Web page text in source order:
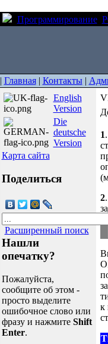
Программирование
| Главная| Контакты|
English
Version
Die
deutsche
Version
Карта сайта
Поделиться
Расширенный поиск
Нашли
опечатку?
Пожалуйста,
сообщите об этом -
просто выделите
ошибочное слово или
фразу и нажмите Shift
Enter.
1
2
к